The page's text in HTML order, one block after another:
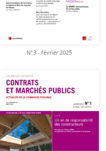
N°3 - février 2025